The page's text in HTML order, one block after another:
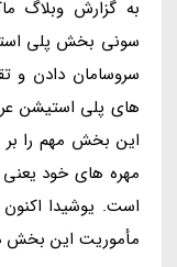
به گزارش وبلاگ
سروسامان دادن و
های پلی استیشن
این بخش مهم را بر
است. یوشیدا اکنون
مأموریت این بخش